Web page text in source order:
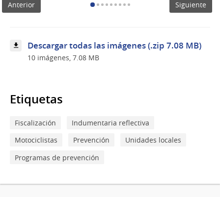
Vergara
Anterior Siguiente
Descargar todas las imágenes (.zip 7.08 MB)
10 imágenes, 7.08 MB
Etiquetas
Fiscalización
Indumentaria reflectiva
Motociclistas
Prevención
Unidades locales
Programas de prevención